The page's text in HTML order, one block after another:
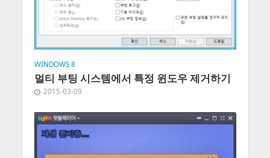
WINDOWS 8
멀티 부팅 시스템에서 특정 윈도우 제거하기
2015-03-09